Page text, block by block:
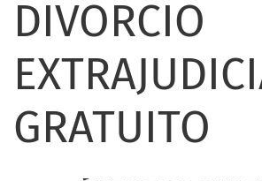
DIVORCIO
GRATUITO